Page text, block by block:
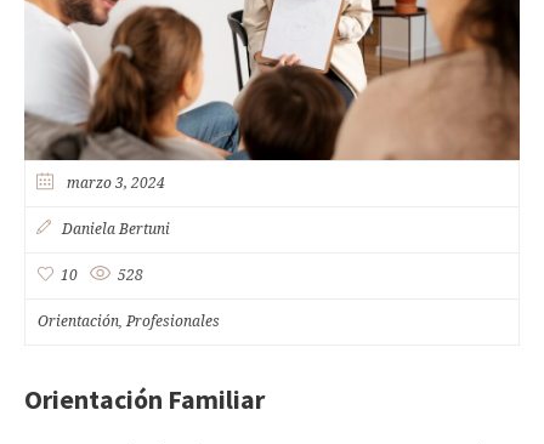
marzo 3, 2024
Daniela Bertuni
10 528
Orientación,Profesionales
Orientación Familiar